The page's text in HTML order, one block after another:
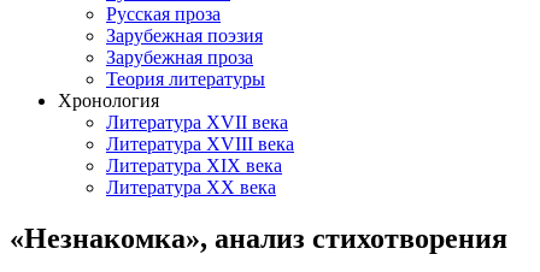
Русская проза
Зарубежная поэзия
Зарубежная проза
Теория литературы
Хронология
Литература XVII века
Литература XVIII века
Литература XIX века
Литература XX века
«Незнакомка», анализ стихотворения